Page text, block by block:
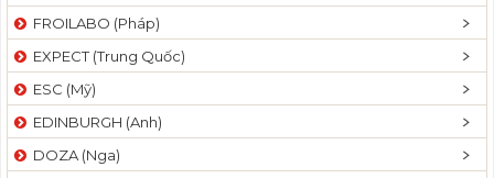
FROILABO (Pháp)
EXPECT (Trung Quốc)
ESC (Mỹ)
EDINBURGH (Anh)
DOZA (Nga)